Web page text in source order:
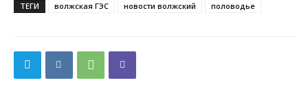
ТЕГИ волжская ГЭС новости волжский половодье